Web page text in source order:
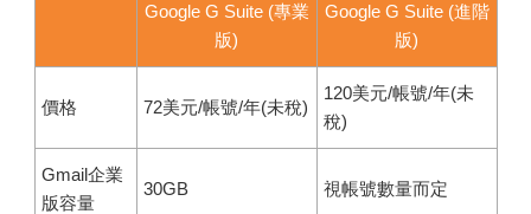
Google G Suite (專業
版)
Google G Suite (進階
版)
價格 72美元/帳號/年(未稅)
120美元/帳號/年(未
稅)
Gmail企業
版容量
30GB 視帳號數量而定